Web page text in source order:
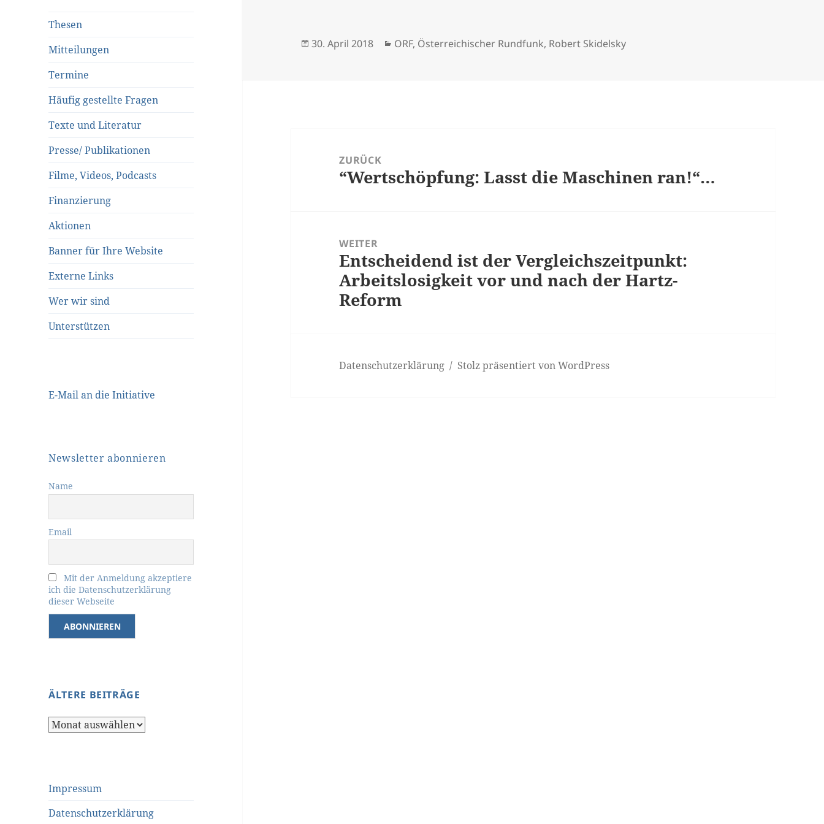
Thesen
Mitteilungen
Termine
Häufig gestellte Fragen
Texte und Literatur
Presse/ Publikationen
Filme, Videos, Podcasts
Finanzierung
Aktionen
Banner für Ihre Website
Externe Links
Wer wir sind
Unterstützen
E-Mail an die Initiative
Newsletter abonnieren
Name
Email
Mit der Anmeldung akzeptiere
ich die Datenschutzerklärung
dieser Webseite
ÄLTERE BEITRÄGE
Ältere
Impressum
Datenschutzerklärung
Veröffentlicht
30. April 2018 Kategorien
ORF, Österreichischer Rundfunk, Robert Skidelsky
NavigationZURÜCK
Vorheriger
“Wertschöpfung: Lasst die Maschinen ran!“…
WEITER
Nächster
Beitrag:
Entscheidend ist der Vergleichszeitpunkt:
Arbeitslosigkeit vor und nach der Hartz-
Reform
Datenschutzerklärung Stolz präsentiert von WordPress